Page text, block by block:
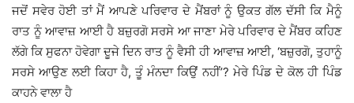
ਜਦੋਂ ਸਵੇਰ ਹੋਈ ਤਾਂ ਮੈਂ ਆਪਣੇ ਪਰਿਵਾਰ ਦੇ ਮੈਂਬਰਾਂ ਨੂੰ ਉਕਤ ਗੱਲ ਦੱਸੀ ਕਿ ਮੈਨੂੰ
ਰਾਤ ਨੂੰ ਆਵਾਜ਼ ਆਈ ਹੈ ਬਜ਼ੁਰਗੋ ਸਰਸੇ ਆ ਜਾਣਾ ਮੇਰੇ ਪਰਿਵਾਰ ਦੇ ਮੈਂਬਰ ਕਹਿਣ
ਲੱਗੇ ਕਿ ਸੁਫਨਾ ਹੋਵੇਗਾ ਦੂਜੇ ਦਿਨ ਰਾਤ ਨੂੰ ਵੈਸੀ ਹੀ ਆਵਾਜ਼ ਆਈ, ‘ਬਜ਼ੁਰਗੋ, ਤੁਹਾਨੂੰ
ਸਰਸੇ ਆਉਣ ਲਈ ਕਿਹਾ ਹੈ, ਤੂੰ ਮੰਨਦਾ ਕਿਉਂ ਨਹੀਂ’? ਮੇਰੇ ਪਿੰਡ ਦੇ ਕੋਲ ਹੀ ਪਿੰਡ
ਕਾਹਨੇ ਵਾਲਾ ਹੈ